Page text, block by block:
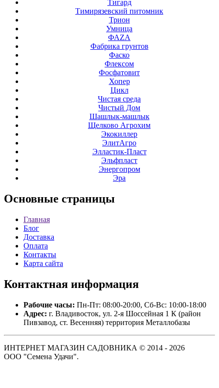
Тигард
Тимирязевский питомник
Трион
Умница
ФАZА
Фабрика грунтов
Фаско
Флексом
Фосфатовит
Хопер
Цикл
Чистая среда
Чистый Дом
Шашлык-машлык
Щелково Агрохим
Экокиллер
ЭлитАгро
Элластик-Пласт
Эльфпласт
Энергопром
Эра
Основные страницы
Главная
Блог
Доставка
Оплата
Контакты
Карта сайта
Контактная информация
Рабочие часы: Пн-Пт: 08:00-20:00, Сб-Вс: 10:00-18:00
Адрес: г. Владивосток, ул. 2-я Шоссейная 1 К (район
Пивзавод, ст. Весенняя) территория Металлобазы
ИНТЕРНЕТ МАГАЗИН САДОВНИКА © 2014 - 2026
ООО "Семена Удачи".